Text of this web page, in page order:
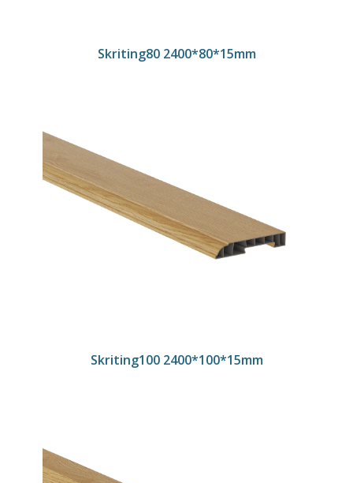
Skriting80 2400*80*15mm
Skriting100 2400*100*15mm